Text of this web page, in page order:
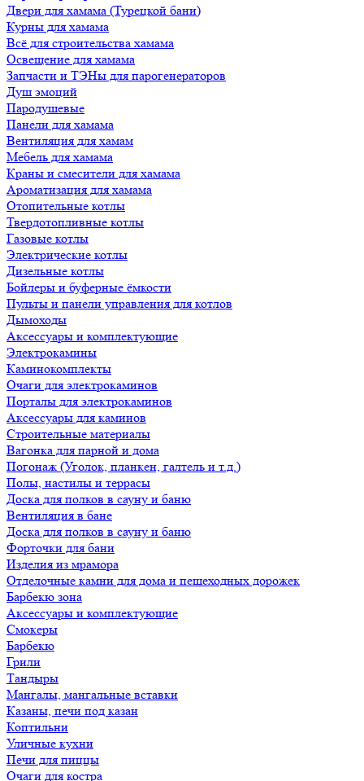
Двери для хамама (Турецкой бани)
Курны для хамама
Всё для строительства хамама
Освещение для хамама
Запчасти и ТЭНы для парогенераторов
Душ эмоций
Пародушевые
Панели для хамама
Вентиляция для хамам
Мебель для хамама
Краны и смесители для хамама
Ароматизация для хамама
Отопительные котлы
Твердотопливные котлы
Газовые котлы
Электрические котлы
Дизельные котлы
Бойлеры и буферные ёмкости
Пульты и панели управления для котлов
Дымоходы
Аксессуары и комплектующие
Электрокамины
Каминокомплекты
Очаги для электрокаминов
Порталы для электрокаминов
Аксессуары для каминов
Строительные материалы
Вагонка для парной и дома
Погонаж (Уголок, планкен, галтель и т.д.)
Полы, настилы и террасы
Доска для полков в сауну и баню
Вентиляция в бане
Доска для полков в сауну и баню
Форточки для бани
Изделия из мрамора
Отделочные камни для дома и пешеходных дорожек
Барбекю зона
Аксессуары и комплектующие
Смокеры
Барбекю
Грили
Тандыры
Мангалы, мангальные вставки
Казаны, печи под казан
Коптильни
Уличные кухни
Печи для пиццы
Очаги для костра